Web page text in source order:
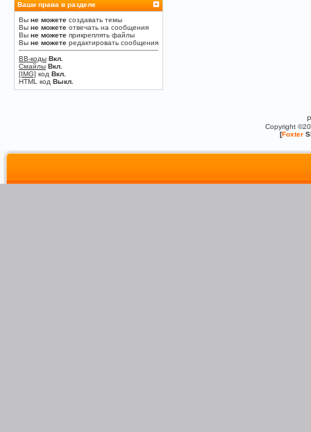
Ваши права в разделе
Вы не можете создавать темы
Вы не можете отвечать на сообщения
Вы не можете прикреплять файлы
Вы не можете редактировать сообщения
BB-коды Вкл.
Смайлы Вкл.
[IMG] код Вкл.
HTML код Выкл.
Copyright
[Foxter